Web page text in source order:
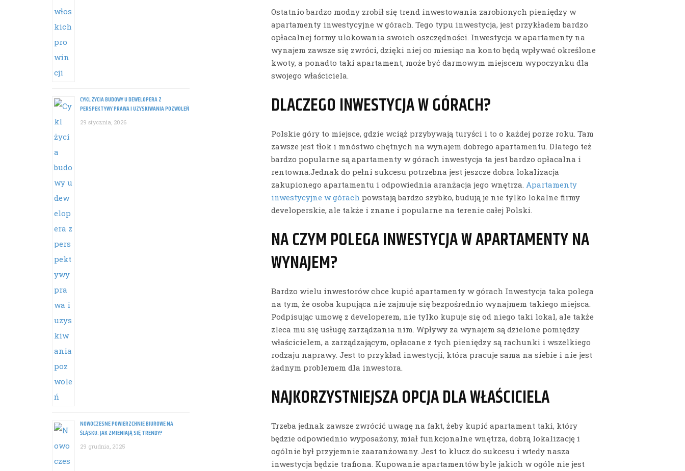
CYKL ŻYCIA BUDOWY U DEWELOPERA Z
PERSPEKTYWY PRAWA I UZYSKIWANIA POZWOLEŃ
29 stycznia, 2026
NOWOCZESNE POWIERZCHNIE BIUROWE NA
ŚLĄSKU: JAK ZMIENIAJĄ SIĘ TRENDY?
29 grudnia, 2025
Ostatnio bardzo modny zrobił się trend inwestowania zarobionych pieniędzy w
apartamenty inwestycyjne w górach. Tego typu inwestycja, jest przykładem bardzo
opłacalnej formy ulokowania swoich oszczędności. Inwestycja w apartamenty na
wynajem zawsze się zwróci, dzięki niej co miesiąc na konto będą wpływać określone
kwoty, a ponadto taki apartament, może być darmowym miejscem wypoczynku dla
swojego właściciela.
DLACZEGO INWESTYCJA W GÓRACH?
Polskie góry to miejsce, gdzie wciąż przybywają turyści i to o każdej porze roku. Tam
zawsze jest tłok i mnóstwo chętnych na wynajem dobrego apartamentu. Dlatego też
bardzo popularne są apartamenty w górach inwestycja ta jest bardzo opłacalna i
rentowna.Jednak do pełni sukcesu potrzebna jest jeszcze dobra lokalizacja
zakupionego apartamentu i odpowiednia aranżacja jego wnętrza.Apartamenty
inwestycyjne w górach powstają bardzo szybko, budują je nie tylko lokalne firmy
developerskie, ale także i znane i popularne na terenie całej Polski.
NA CZYM POLEGA INWESTYCJA W APARTAMENTY NA
WYNAJEM?
Bardzo wielu inwestorów chce kupić apartamenty w górach Inwestycja taka polega
na tym, że osoba kupująca nie zajmuje się bezpośrednio wynajmem takiego miejsca.
Podpisując umowę z developerem, nie tylko kupuje się od niego taki lokal, ale także
zleca mu się usługę zarządzania nim. Wpływy za wynajem są dzielone pomiędzy
właścicielem, a zarządzającym, opłacane z tych pieniędzy są rachunki i wszelkiego
rodzaju naprawy. Jest to przykład inwestycji, która pracuje sama na siebie i nie jest
żadnym problemem dla inwestora.
NAJKORZYSTNIEJSZA OPCJA DLA WŁAŚCICIELA
Trzeba jednak zawsze zwrócić uwagę na fakt, żeby kupić apartament taki, który
będzie odpowiednio wyposażony, miał funkcjonalne wnętrza, dobrą lokalizację i
ogólnie był przyjemnie zaaranżowany. Jest to klucz do sukcesu i wtedy nasza
inwestycja będzie trafiona. Kupowanie apartamentów byle jakich w ogóle nie jest